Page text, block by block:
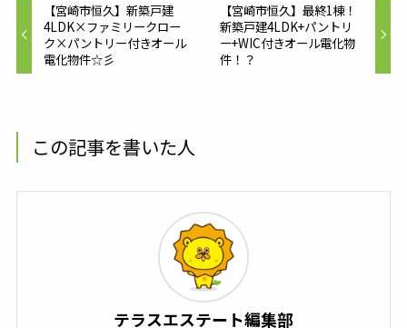
【宮崎市恒久】新築戸建
4LDK×ファミリークロー
ク×パントリー付きオール
電化物件☆彡
【宮崎市恒久】最終1棟！
新築戸建4LDK+パントリ
ー+WIC付きオール電化物
件！？
この記事を書いた人
テラスエステート編集部